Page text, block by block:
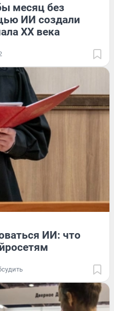
месяц без
ИИ создали
XX века
ИИ: что